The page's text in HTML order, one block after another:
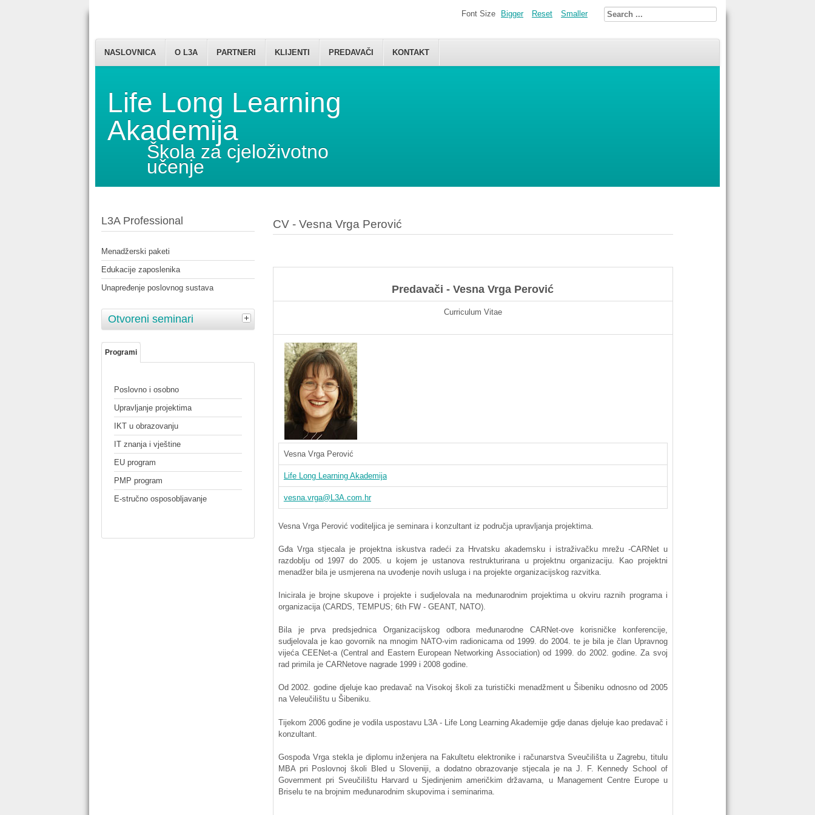
Life Long Learning
Akademija
Škola za cjeloživotno
učenje
NASLOVNICA O L3A PARTNERI KLIJENTI PREDAVAČI KONTAKT
Font Size Bigger Reset Smaller
L3A Professional
Menadžerski paketi
Edukacije zaposlenika
Unapređenje poslovnog sustava
Otvoreni seminari
Programi
Poslovno i osobno
Upravljanje projektima
IKT u obrazovanju
IT znanja i vještine
EU program
PMP program
E-stručno osposobljavanje
CV - Vesna Vrga Perović
Predavači -Vesna Vrga Perović
Curriculum Vitae
Vesna Vrga Perović
Life Long Learning Akademija
vesna.vrga@L3A.com.hr
Vesna Vrga Perović voditeljicaje seminarai konzultant iz područja upravljanja projektima.
Gđa Vrga stjecalajeprojektna iskustva radeći za Hrvatsku akademskui istraživačku mrežu -CARNetu
razdoblju od 1997 do 2005. u kojem jeustanova restrukturiranauprojektnu organizaciju. Kao projektni
menadžer bilaje usmjerena na uvođenje novih uslugai na projekte organizacijskog razvitka.
Iniciralaje brojne skupove i projekteisudjelovala na međunarodnim projektimauokviru raznih programai
organizacija(CARDS, TEMPUS; 6thFW - GEANT, NATO).
Bilajeprva predsjednica Organizacijskog odbora međunarodne CARNet-ove korisničke konferencije,
sudjelovalaje kao govornik na mnogim NATO-vim radionicama od 1999. do 2004. teje bilaje član Upravnog
vijeća CEENet-a(Central and Eastern European Networking Association)od 1999. do 2002. godine.Za svoj
rad primilaje CARNetove nagrade1999 i 2008 godine.
Od 2002.godine djeluje kao predavač na Visokoj školi za turistički menadžmentu Šibeniku odnosno od 2005
na Veleučilištuu Šibeniku.
Tijekom 2006 godinejevodila uspostavu L3A - Life Long LearningAkademije gdje danas djeluje kao predavač i
konzultant.
Gospođa Vrga steklaje diplomu inženjera na Fakultetu elektronike i računarstva Sveučilišta u Zagrebu, titulu
MBA pri Poslovnoj školi Bled uSloveniji , a dodatno obrazovanje stjecalaje na J. F. Kennedy School of
Government pri SveučilištuHarvard uSjedinjenim američkim državama , u Management Centre Europe u
Briselu te na brojnim međunarodnim skupovimai seminarima.